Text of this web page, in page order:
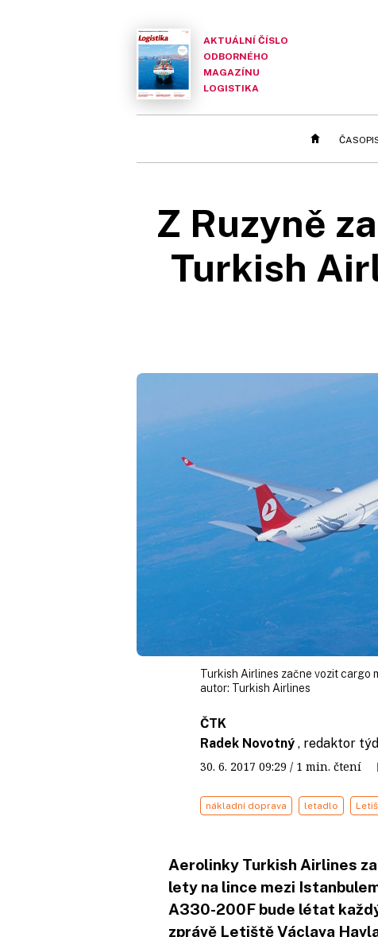
AKTUÁLNÍ ČÍSLO
ODBORNÉHO
MAGAZÍNU
LOGISTIKA
Z Ruzyně
Turkish
Turkish Airlines začne vozit cargo
autor: Turkish Airlines
ČTK
Radek Novotný , redaktor
30. 6. 2017 09:29 / 1 min. čtení
nákladní doprava letadlo
Aerolinky Turkish Airlines
lety na lince mezi
A330-200F bude létat
zprávě Letiště Václava